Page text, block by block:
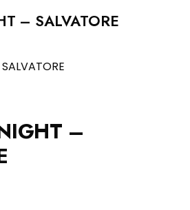
– SALVATORE
–